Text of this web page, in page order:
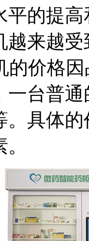
平的提
越来越
价格因
一台普
。具体